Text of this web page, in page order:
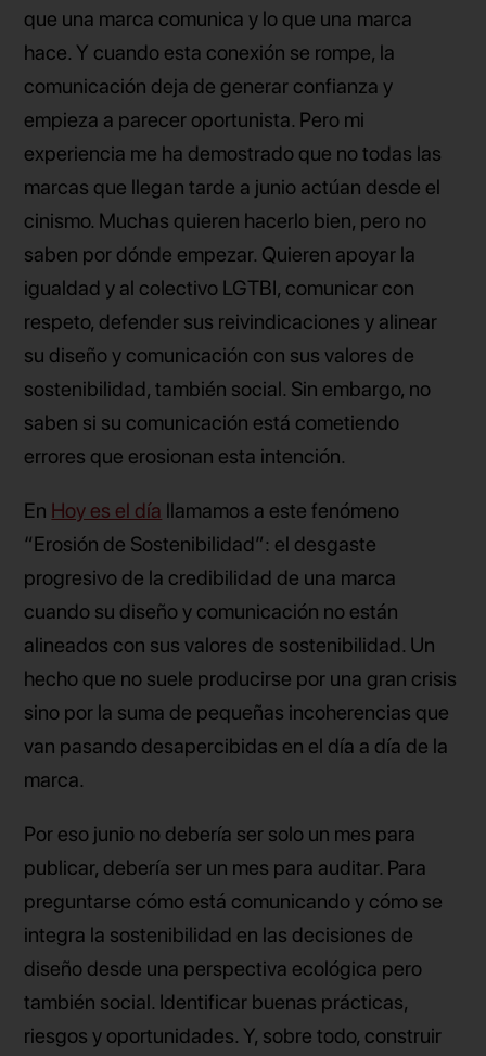
que una marca comunica y lo que una marca
hace. Y cuando esta conexión se rompe, la
comunicación deja de generar confianza y
empieza a parecer oportunista. Pero mi
experiencia me ha demostrado que no todas las
marcas que llegan tarde a junio actúan desde el
cinismo. Muchas quieren hacerlo bien, pero no
saben por dónde empezar. Quieren apoyar la
igualdad y al colectivo LGTBI, comunicar con
respeto, defender sus reivindicaciones y alinear
su diseño y comunicación con sus valores de
sostenibilidad, también social. Sin embargo, no
saben si su comunicación está cometiendo
errores que erosionan esta intención.
En Hoy es el día llamamos a este fenómeno
“Erosión de Sostenibilidad”: el desgaste
progresivo de la credibilidad de una marca
cuando su diseño y comunicación no están
alineados con sus valores de sostenibilidad. Un
hecho que no suele producirse por una gran crisis
sino por la suma de pequeñas incoherencias que
van pasando desapercibidas en el día a día de la
marca.
Por eso junio no debería ser solo un mes para
publicar, debería ser un mes para auditar. Para
preguntarse cómo está comunicando y cómo se
integra la sostenibilidad en las decisiones de
diseño desde una perspectiva ecológica pero
también social. Identificar buenas prácticas,
riesgos y oportunidades. Y, sobre todo, construir